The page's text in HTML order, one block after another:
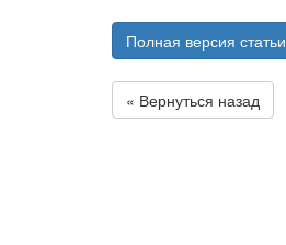
Полная версия статьи
« Вернуться назад